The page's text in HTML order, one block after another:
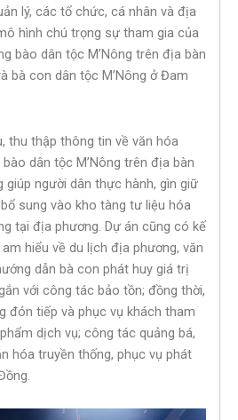
lý, các tổ chức, cá nhân và địa
hình chú trọng sự tham gia của
bào dân tộc M’Nông trên địa bàn
bà con dân tộc M’Nông ở Đam
thu thập thông tin về văn hóa
dân tộc M’Nông trên địa bàn
giúp người dân thực hành, gìn giữ
sung vào kho tàng tư liệu hóa
tại địa phương. Dự án cũng có kế
hiểu về du lịch địa phương, văn
dẫn bà con phát huy giá trị
với công tác bảo tồn; đồng thời,
đón tiếp và phục vụ khách tham
dịch vụ; công tác quảng bá,
hóa truyền thống, phục vụ phát